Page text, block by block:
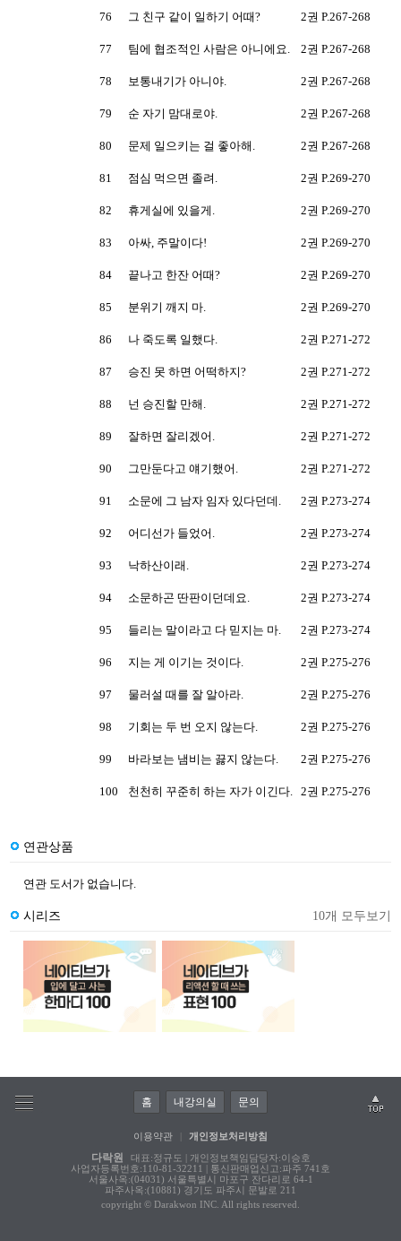
76 그 친구 같이 일하기 어때? 2권 P.267-268
77 팀에 협조적인 사람은 아니에요. 2권 P.267-268
78 보통내기가 아니야. 2권 P.267-268
79 순 자기 맘대로야. 2권 P.267-268
80 문제 일으키는 걸 좋아해. 2권 P.267-268
81 점심 먹으면 졸려. 2권 P.269-270
82 휴게실에 있을게. 2권 P.269-270
83 아싸, 주말이다! 2권 P.269-270
84 끝나고 한잔 어때? 2권 P.269-270
85 분위기 깨지 마. 2권 P.269-270
86 나 죽도록 일했다. 2권 P.271-272
87 승진 못 하면 어떡하지? 2권 P.271-272
88 넌 승진할 만해. 2권 P.271-272
89 잘하면 잘리겠어. 2권 P.271-272
90 그만둔다고 얘기했어. 2권 P.271-272
91 소문에 그 남자 임자 있다던데. 2권 P.273-274
92 어디선가 들었어. 2권 P.273-274
93 낙하산이래. 2권 P.273-274
94 소문하곤 딴판이던데요. 2권 P.273-274
95 들리는 말이라고 다 믿지는 마. 2권 P.273-274
96 지는 게 이기는 것이다. 2권 P.275-276
97 물러설 때를 잘 알아라. 2권 P.275-276
98 기회는 두 번 오지 않는다. 2권 P.275-276
99 바라보는 냄비는 끓지 않는다. 2권 P.275-276
100 천천히 꾸준히 하는 자가 이긴다. 2권 P.275-276
연관상품
연관 도서가 없습니다.
시리즈 10개 모두보기
홈 내강의실 문의
이용약관 개인정보처리방침
다락원
대표:정규도 | 개인정보책임담당자:이승호
사업자등록번호:110-81-32211 | 통신판매업신고:파주 741호
서울사옥:(04031) 서울특별시 마포구 잔다리로 64-1
파주사옥:(10881) 경기도 파주시 문발로 211
copyright © Darakwon INC. All rights reserved.